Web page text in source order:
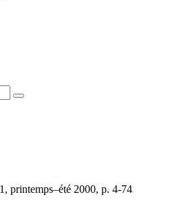
printemps–été 2000, p. 4-74